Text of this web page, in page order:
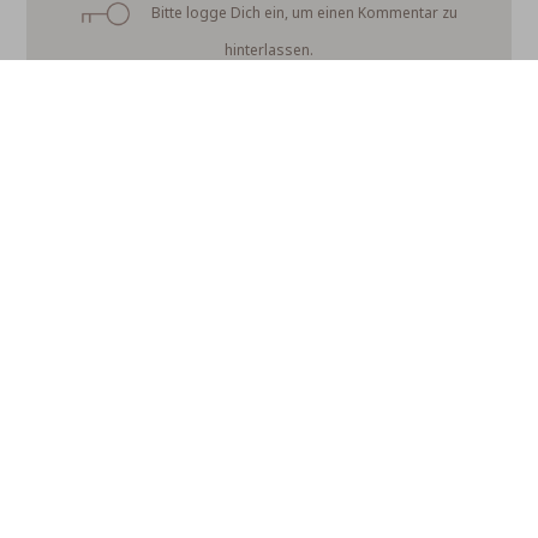
Bitte logge Dich ein, um einen Kommentar zu
hinterlassen.